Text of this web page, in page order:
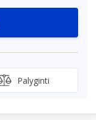
Palyginti